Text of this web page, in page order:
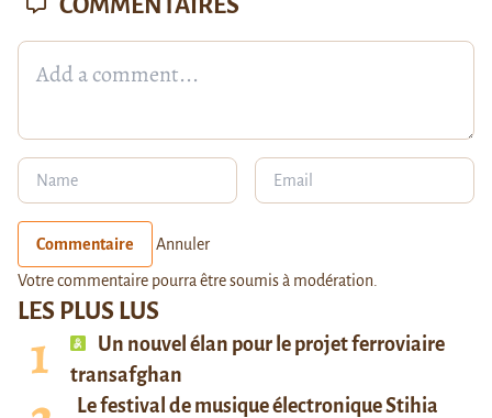
LES PLUS LUS
Un nouvel élan pour le projet ferroviaire
transafghan
Le festival de musique électronique Stihia
COMMENTAIRES
Commentaire Annuler
Votre commentaire pourra être soumis à modération.